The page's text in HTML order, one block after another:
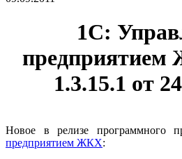
1С:
1.3.15.1 от
Новое в релизе программного
предприятием ЖКХ: